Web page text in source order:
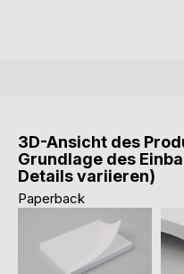
3D-Ansicht des
Grundlage des
Details variieren)
Paperback